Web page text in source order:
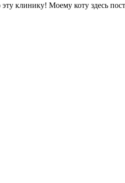
клинику! Моему коту здесь